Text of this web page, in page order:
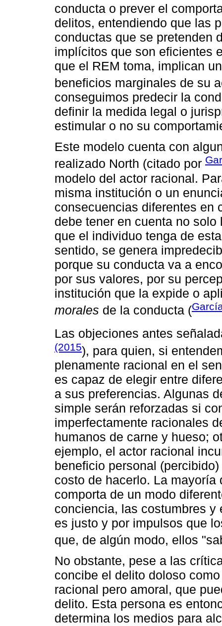
conducta o prever el
delitos, entendiendo que las
conductas que se pretenden
implícitos que son eficientes
que el REM toma, implican
beneficios marginales de su
conseguimos predecir la
definir la medida legal o
estimular o no su
Este modelo cuenta con
realizado North (citado por
modelo del actor racional.
misma institución o un
consecuencias diferentes en
debe tener en cuenta no
que el individuo tenga de
sentido, se genera
porque su conducta va a
por sus valores, por su
institución que la expide o
morales de la conducta (
Las objeciones antes
(2015), para quien, si
plenamente racional en el
es capaz de elegir entre
a sus preferencias. Algunas
simple serán reforzadas si
imperfectamente racionales
humanos de carne y hueso;
ejemplo, el actor racional
beneficio personal
costo de hacerlo. La
comporta de un modo
conciencia, las costumbres
es justo y por impulsos que
que, de algún modo, ellos
No obstante, pese a las
concibe el delito doloso
racional pero amoral, que
delito. Esta persona es
determina los medios para